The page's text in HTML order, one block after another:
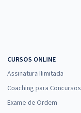
CURSOS ONLINE
Assinatura Ilimitada
Coaching para Concursos
Exame de Ordem